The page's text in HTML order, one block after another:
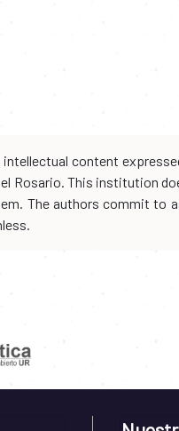
intellectual content
Rosario. This institution
The authors commit to